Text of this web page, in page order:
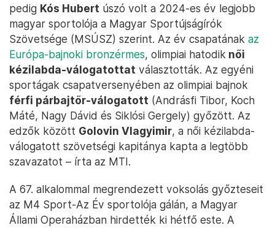
pedig Kós Hubert úszó volt a 2024-es év legjobb
magyar sportolója a Magyar Sportújságírók
Szövetsége (MSÚSZ) szerint. Az év csapatának az
Európa-bajnoki bronzérmes, olimpiai hatodik női
kézilabda-válogatottat választották. Az egyéni
sportágak csapatversenyében az olimpiai bajnok
férfi párbajtőr-válogatott (Andrásfi Tibor, Koch
Máté, Nagy Dávid és Siklósi Gergely) győzött. Az
edzők között Golovin Vlagyimir, a női kézilabda-
válogatott szövetségi kapitánya kapta a legtöbb
szavazatot – írta az MTI.
A 67. alkalommal megrendezett voksolás győzteseit
az M4 Sport-Az Év sportolója gálán, a Magyar
Állami Operaházban hirdették ki hétfő este. A